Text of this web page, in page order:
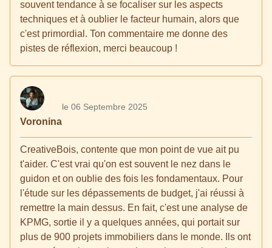
souvent tendance à se focaliser sur les aspects
techniques et à oublier le facteur humain, alors que
c'est primordial. Ton commentaire me donne des
pistes de réflexion, merci beaucoup !
Voronina
le 06 Septembre 2025
CreativeBois, contente que mon point de vue ait pu
t'aider. C'est vrai qu'on est souvent le nez dans le
guidon et on oublie des fois les fondamentaux. Pour
l'étude sur les dépassements de budget, j'ai réussi à
remettre la main dessus. En fait, c'est une analyse de
KPMG, sortie il y a quelques années, qui portait sur
plus de 900 projets immobiliers dans le monde. Ils ont